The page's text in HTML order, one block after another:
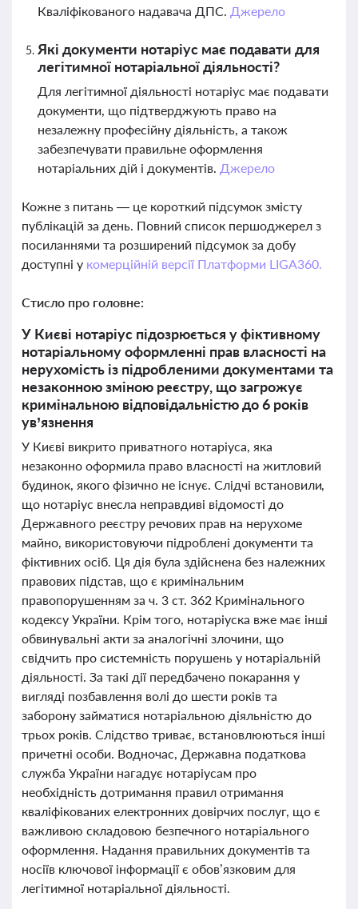
Кваліфікованого надавача ДПС. Джерело
Які документи нотаріус має подавати для
легітимної нотаріальної діяльності?
Для легітимної діяльності нотаріус має подавати
документи, що підтверджують право на
незалежну професійну діяльність, а також
забезпечувати правильне оформлення
нотаріальних дій і документів. Джерело
Кожне з питань — це короткий підсумок змісту
публікацій за день. Повний список першоджерел з
посиланнями та розширений підсумок за добу
доступні у комерційній версії Платформи LIGA360.
Стисло про головне:
У Києві нотаріус підозрюється у фіктивному
нотаріальному оформленні прав власності на
нерухомість із підробленими документами та
незаконною зміною реєстру, що загрожує
кримінальною відповідальністю до 6 років
ув’язнення
У Києві викрито приватного нотаріуса, яка
незаконно оформила право власності на житловий
будинок, якого фізично не існує. Слідчі встановили,
що нотаріус внесла неправдиві відомості до
Державного реєстру речових прав на нерухоме
майно, використовуючи підроблені документи та
фіктивних осіб. Ця дія була здійснена без належних
правових підстав, що є кримінальним
правопорушенням за ч. 3 ст. 362 Кримінального
кодексу України. Крім того, нотаріуска вже має інші
обвинувальні акти за аналогічні злочини, що
свідчить про системність порушень у нотаріальній
діяльності. За такі дії передбачено покарання у
вигляді позбавлення волі до шести років та
заборону займатися нотаріальною діяльністю до
трьох років. Слідство триває, встановлюються інші
причетні особи. Водночас, Державна податкова
служба України нагадує нотаріусам про
необхідність дотримання правил отримання
кваліфікованих електронних довірчих послуг, що є
важливою складовою безпечного нотаріального
оформлення. Надання правильних документів та
носіїв ключової інформації є обов’язковим для
легітимної нотаріальної діяльності.